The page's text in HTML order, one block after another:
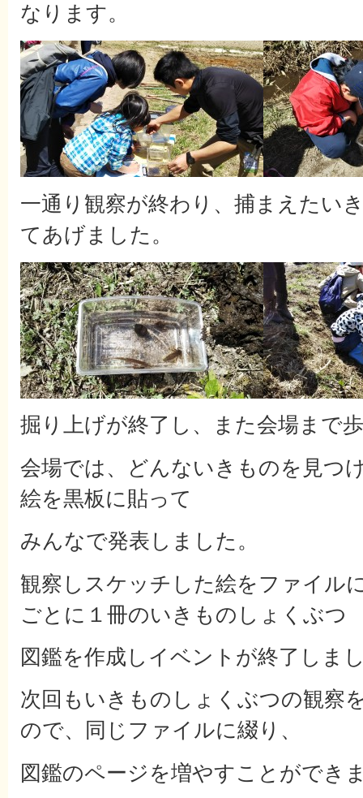
なります。
一通り観察が終わり、捕まえたい
てあげました。
掘り上げが終了し、また会場まで
会場では、どんないきものを見つ
絵を黒板に貼って
みんなで発表しました。
観察しスケッチした絵をファイル
ごとに１冊のいきものしょくぶつ
図鑑を作成しイベントが終了しま
次回もいきものしょくぶつの観察
ので、同じファイルに綴り、
図鑑のページを増やすことができ